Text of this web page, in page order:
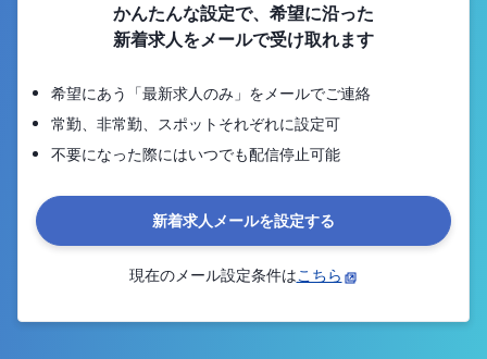
かんたんな設定で、希望に沿った
新着求人をメールで受け取れます
希望にあう「最新求人のみ」をメールでご連絡
常勤、非常勤、スポットそれぞれに設定可
不要になった際にはいつでも配信停止可能
新着求人メールを設定する
現在のメール設定条件はこちら